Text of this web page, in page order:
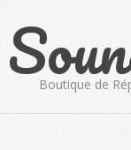
content
Boutique de